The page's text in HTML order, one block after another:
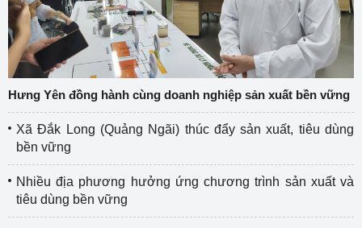
Hưng Yên đồng hành cùng doanh nghiệp sản xuất bền vững
Xã Đắk Long (Quảng Ngãi) thúc đẩy sản xuất, tiêu dùng
bền vững
Nhiều địa phương hưởng ứng chương trình sản xuất và
tiêu dùng bền vững